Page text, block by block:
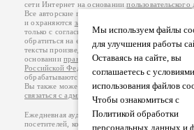
Мы используем файлы
для улучшения работы
Оставаясь на сайте, вы
соглашаетесь с условиями
использования файлов
Чтобы ознакомиться с
Политикой обработки
персональных данных и
сети Интернет на основаниипользовательского
Все авторские права на произведения
и охраняются законом
. Перепечатка
только с согласия его автора, к которому вы
обратиться на его авторской странице.
тексты произведений авторы несут
основанииправил публикациии
Российской Федерации
обрабатываются на основанииПолитики
Вы также можете посмотреть более подробную
связаться с администрацией
Ежедневная аудитория портала Проза.ру –
посетителей, которые в общей сумме